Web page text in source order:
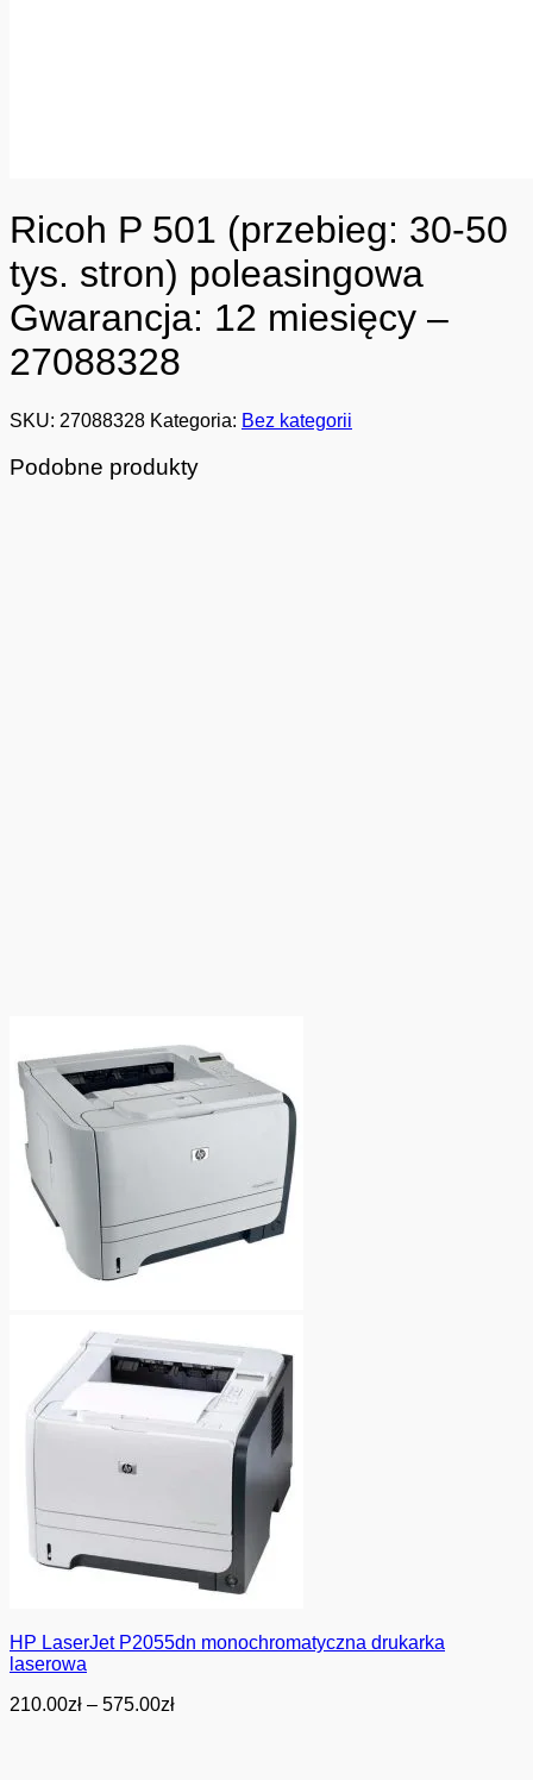
Ricoh P 501 (przebieg: 30-50
tys. stron) poleasingowa
Gwarancja: 12 miesięcy –
27088328
SKU: 27088328 Kategoria: Bez kategorii
Podobne produkty
HP LaserJet P2055dn monochromatyczna drukarka
laserowa
210.00zł – 575.00złZakres